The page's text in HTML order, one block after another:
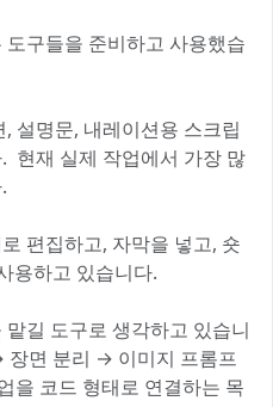
구들을 준비하고 사용했습
설명문, 내레이션용 스크립
현재 실제 작업에서 가장 많
편집하고, 자막을 넣고, 숏
용하고 있습니다.
길 도구로 생각하고 있습니
면 분리 → 이미지 프롬프
을 코드 형태로 연결하는 목